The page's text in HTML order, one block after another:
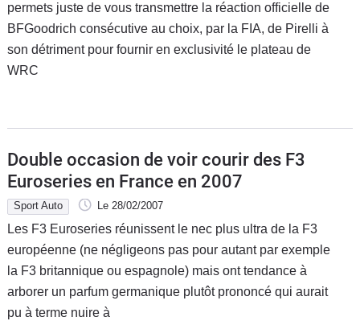
permets juste de vous transmettre la réaction officielle de
BFGoodrich consécutive au choix, par la FIA, de Pirelli à
son détriment pour fournir en exclusivité le plateau de
WRC
Double occasion de voir courir des F3
Euroseries en France en 2007
Sport Auto Le 28/02/2007
Les F3 Euroseries réunissent le nec plus ultra de la F3
européenne (ne négligeons pas pour autant par exemple
la F3 britannique ou espagnole) mais ont tendance à
arborer un parfum germanique plutôt prononcé qui aurait
pu à terme nuire à